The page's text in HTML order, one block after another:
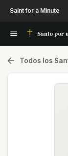
Saint for a Minute
Santo por
Todos los